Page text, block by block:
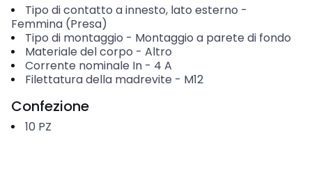
Tipo di contatto a innesto, lato esterno -
Femmina (Presa)
Tipo di montaggio - Montaggio a parete di fondo
Materiale del corpo - Altro
Corrente nominale In- 4 A
Filettatura della madrevite - M12
Confezione
10 PZ